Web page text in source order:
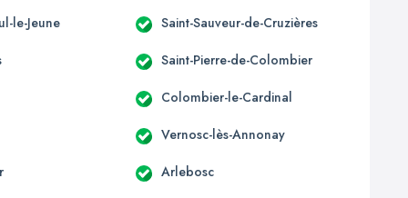
le-Jeune Saint-Sauveur-de-Cruzières
Saint-Pierre-de-Colombier
Colombier-le-Cardinal
Vernosc-lès-Annonay
Arlebosc